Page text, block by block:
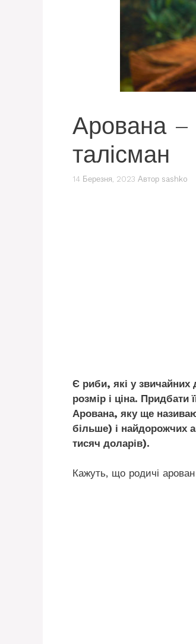
Арована –
талісман
14 Березня, 2023 Автор sashko
Є риби, які у
розмір і ціна. Придбати
Арована, яку ще
більше) і найдорожчих
тисяч доларів).
Кажуть, що родичі